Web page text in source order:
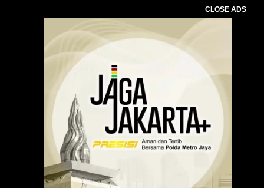
CLOSE ADS